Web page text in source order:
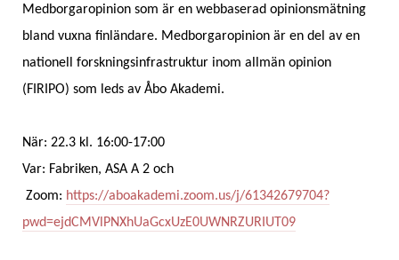
Medborgaropinion som är en webbaserad opinionsmätning
bland vuxna finländare. Medborgaropinion är en del av en
nationell forskningsinfrastruktur inom allmän opinion
(FIRIPO) som leds av Åbo Akademi.
När: 22.3 kl. 16:00-17:00
Var: Fabriken, ASA A 2 och
Zoom: https://aboakademi.zoom.us/j/61342679704?
pwd=ejdCMVlPNXhUaGcxUzE0UWNRZURIUT09